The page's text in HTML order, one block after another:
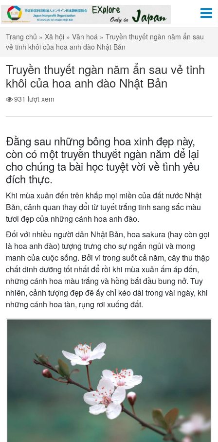
Trang chủ » Xã hội » Văn hoá » Truyền thuyết ngàn năm ẩn sau
vẻ tinh khôi của hoa anh đào Nhật Bản
Truyền thuyết ngàn năm ẩn sau vẻ tinh
khôi của hoa anh đào Nhật Bản
931 lượt xem
Đằng sau những bông hoa xinh đẹp này,
còn có một truyền thuyết ngàn năm để lại
cho chúng ta bài học tuyệt vời về tình yêu
đích thực.
Khi mùa xuân đến trên khắp mọi miền của đất nước Nhật
Bản, cảnh quan thay đổi từ tuyết trắng tinh sang sắc màu
tươi đẹp của những cánh hoa anh đào.
Đối với nhiều người dân Nhật Bản, hoa sakura (hay còn gọi
là hoa anh đào) tượng trưng cho sự ngắn ngủi và mong
manh của cuộc sống. Bởi vì trong suốt cả năm, cây thu thập
chất dinh dưỡng tốt nhất để rồi khi mùa xuân ấm áp đến,
những cánh hoa màu trắng và hồng bắt đầu bung nở. Tuy
nhiên, cảnh tượng đẹp đẽ ấy chỉ kéo dài trong vài ngày, khi
những cánh hoa tàn, rụng rơi xuống đất.